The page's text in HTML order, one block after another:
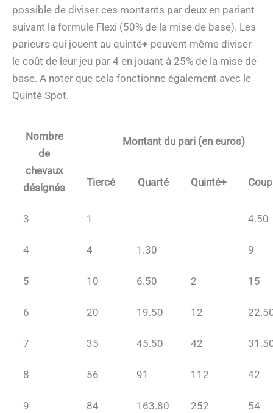
possible de diviser ces montants par deux en pariant
suivant la formule Flexi (50% de la mise de base). Les
parieurs qui jouent au quinté+ peuvent même diviser
le coût de leur jeu par 4 en jouant à 25% de la mise de
base. A noter que cela fonctionne également avec le
Quinté Spot.
Nombre
de
chevaux
désignés
Montant du pari (en euros)
Tiercé Quarté Quinté+
3 1 4.50
4 4 1.30 9
5 10 6.50 2 15
6 20 19.50 12
7 35 45.50 42
8 56 91 112 42
9 84 163.80 252 54